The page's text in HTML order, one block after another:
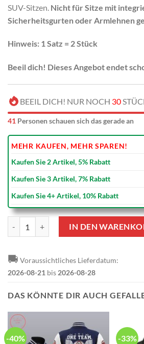
SUV-Sitzen. Nicht für Sitze mit
Sicherheitsgurten oder Armlehnen
Hinweis: 1 Satz = 2 Stück
Beeil dich! Dieses Angebot endet
BEEIL DICH! NUR NOCH 30
41 Personen schauen sich das gerade an
MEHR KAUFEN, MEHR SPAREN!
Kaufen Sie 2 Artikel, 5% Rabatt
Kaufen Sie 3 Artikel, 7% Rabatt
Kaufen Sie 4+ Artikel, 10% Rabatt
IN DEN
🚚 Voraussichtliches Lieferdatum:
2026-08-21 bis 2026-08-28
DAS KÖNNTE DIR AUCH
-40% -33%